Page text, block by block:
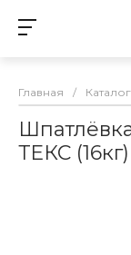
Главная /
ТЕКС